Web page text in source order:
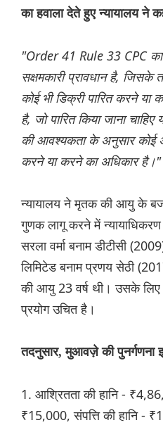
का हवाला देते हुए न्यायालय ने
"Order 41 Rule 33 CPC
सक्षमकारी प्रावधान है, जिसके
कोई भी डिक्री पारित करने
है, जो पारित किया जाना चाहिए
की आवश्यकता के अनुसार कोई
करने या करने का अधिकार है।"
न्यायालय ने मृतक की आयु के
गुणक लागू करने में
सरला वर्मा बनाम डीटीसी
लिमिटेड बनाम प्रणय सेठी
की आयु 23 वर्ष थी। उसके
प्रयोग उचित है।
तदनुसार, मुआवज़े की पुनर्गणना
1. आश्रितता की हानि -
₹15,000, संपत्ति की हानि -